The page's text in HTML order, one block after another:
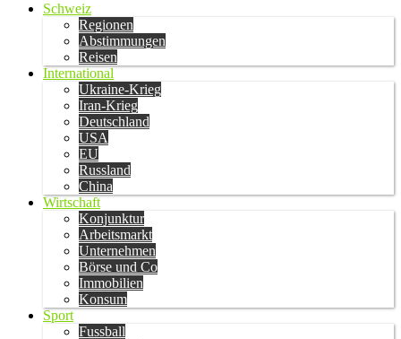
Schweiz
Regionen
Abstimmungen
Reisen
International
Ukraine-Krieg
Iran-Krieg
Deutschland
USA
EU
Russland
China
Wirtschaft
Konjunktur
Arbeitsmarkt
Unternehmen
Börse und Co
Immobilien
Konsum
Sport
Fussball